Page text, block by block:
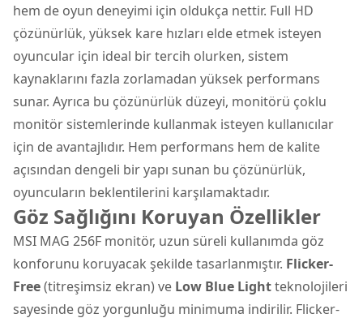
hem de oyun deneyimi için oldukça nettir. Full HD
çözünürlük, yüksek kare hızları elde etmek isteyen
oyuncular için ideal bir tercih olurken, sistem
kaynaklarını fazla zorlamadan yüksek performans
sunar. Ayrıca bu çözünürlük düzeyi, monitörü çoklu
monitör sistemlerinde kullanmak isteyen kullanıcılar
için de avantajlıdır. Hem performans hem de kalite
açısından dengeli bir yapı sunan bu çözünürlük,
oyuncuların beklentilerini karşılamaktadır.
Göz Sağlığını Koruyan Özellikler
MSI MAG 256F monitör, uzun süreli kullanımda göz
konforunu koruyacak şekilde tasarlanmıştır. Flicker-
Free(titreşimsiz ekran) ve Low Blue Lightteknolojileri
sayesinde göz yorgunluğu minimuma indirilir. Flicker-